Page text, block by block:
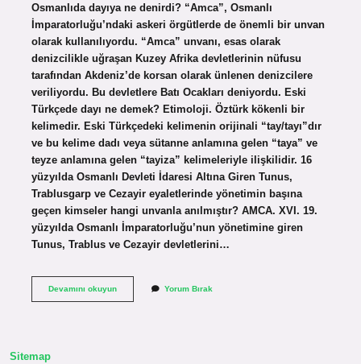
Osmanlıda dayıya ne denirdi? “Amca”, Osmanlı
İmparatorluğu’ndaki askeri örgütlerde de önemli bir unvan
olarak kullanılıyordu. “Amca” unvanı, esas olarak
denizcilikle uğraşan Kuzey Afrika devletlerinin nüfusu
tarafından Akdeniz’de korsan olarak ünlenen denizcilere
veriliyordu. Bu devletlere Batı Ocakları deniyordu. Eski
Türkçede dayı ne demek? Etimoloji. Öztürk kökenli bir
kelimedir. Eski Türkçedeki kelimenin orijinali “tay/tayı”dır
ve bu kelime dadı veya sütanne anlamına gelen “taya” ve
teyze anlamına gelen “tayiza” kelimeleriyle ilişkilidir. 16
yüzyılda Osmanlı Devleti İdaresi Altına Giren Tunus,
Trablusgarp ve Cezayir eyaletlerinde yönetimin başına
geçen kimseler hangi unvanla anılmıştır? AMCA. XVI. 19.
yüzyılda Osmanlı İmparatorluğu’nun yönetimine giren
Tunus, Trablus ve Cezayir devletlerini…
Devamını okuyunOsmanlıda
Yorum Bırak
Sitemap